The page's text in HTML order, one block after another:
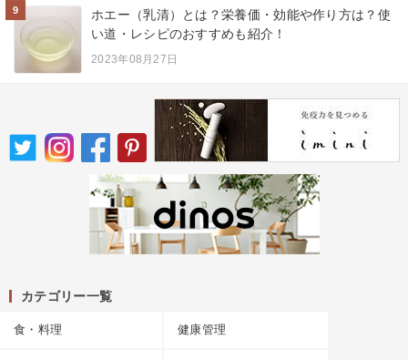
9
ホエー（乳清）とは？栄養価・効能や作り方は？使
い道・レシピのおすすめも紹介！
2023年08月27日
カテゴリー一覧
食・料理 健康管理